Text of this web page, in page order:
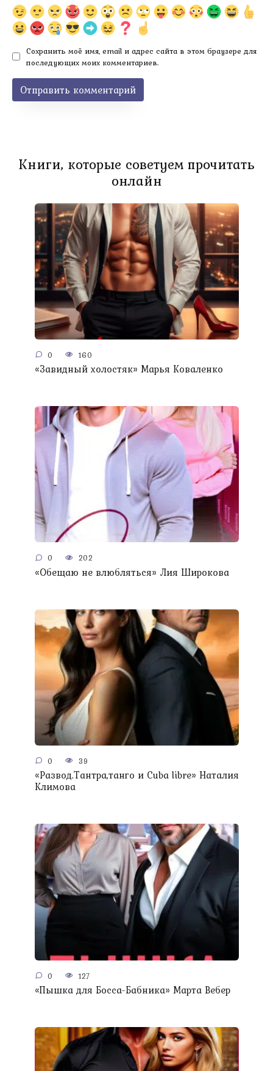
Сохранить моё имя, email и адрес сайта в этом браузере для
последующих моих комментариев.
Книги, которые советуем прочитать
онлайн
0 160
«Завидный холостяк» Марья Коваленко
0 202
«Обещаю не влюбляться» Лия Широкова
0 39
«Развод.Тантра,танго и Сuba libre» Наталия
Климова
0 127
«Пышка для Босса-Бабника» Марта Вебер